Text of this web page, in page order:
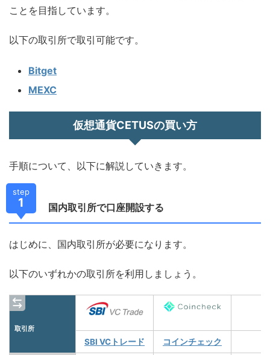
ことを目指しています。
以下の取引所で取引可能です。
Bitget
MEXC
仮想通貨CETUSの買い方
手順について、以下に解説していきます。
step
1 国内取引所で口座開設する
はじめに、国内取引所が必要になります。
以下のいずれかの取引所を利用しましょう。
取引所
SBI VCトレード コインチェック